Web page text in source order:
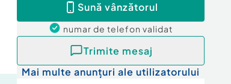
Sună vânzătorul
numar de telefon validat
Trimite mesaj
Mai multe anunțuri ale utilizatorului